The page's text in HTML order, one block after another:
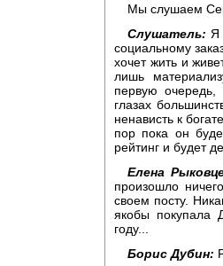
Мы слушаем
Слушатель: Я
социальному
хочет жить и
лишь
первую
глазах
ненависть к
пор пока он
рейтинг и будет
Елена
произошло
своем посту.
якобы покупала
году...
Борис Дубин: